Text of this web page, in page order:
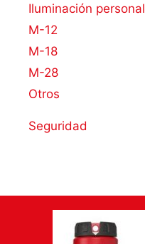
Iluminación personal
M-12
M-18
M-28
Otros
Seguridad